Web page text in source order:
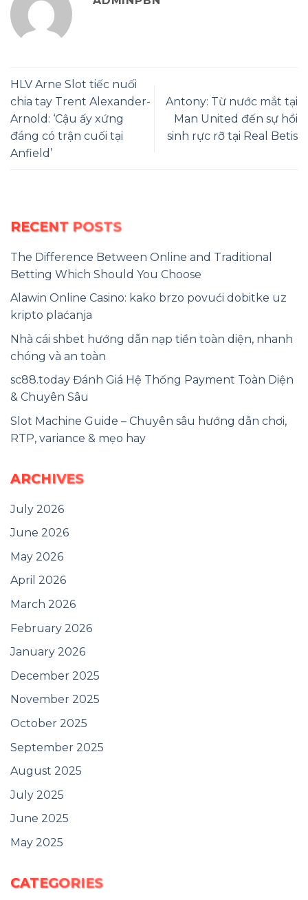
HLV Arne Slot tiếc nuối
chia tay Trent Alexander-
Arnold: ‘Cậu ấy xứng
đáng có trận cuối tại
Anfield’
Antony: Từ nước mắt tại
Man United đến sự hồi
sinh rực rỡ tại Real Betis
RECENT POSTS
The Difference Between Online and Traditional
Betting Which Should You Choose
Alawin Online Casino: kako brzo povući dobitke uz
kripto plaćanja
Nhà cái shbet hướng dẫn nạp tiền toàn diện, nhanh
chóng và an toàn
sc88.today Đánh Giá Hệ Thống Payment Toàn Diện
& Chuyên Sâu
Slot Machine Guide – Chuyên sâu hướng dẫn chơi,
RTP, variance & mẹo hay
ARCHIVES
July 2026
June 2026
May 2026
April 2026
March 2026
February 2026
January 2026
December 2025
November 2025
October 2025
September 2025
August 2025
July 2025
June 2025
May 2025
CATEGORIES